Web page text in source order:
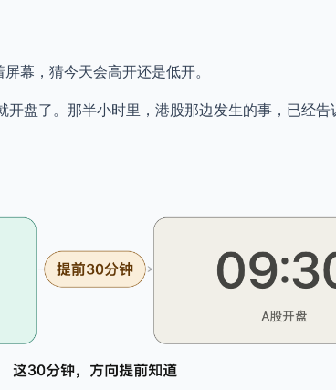
幕，猜今天会高开还是低开。
盘了。那半小时里，港股那边发生的事，已经告